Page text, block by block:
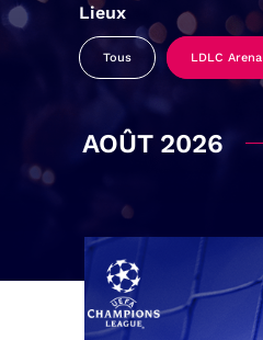
Lieux
Tous LDLC Arena
AOÛT 2026